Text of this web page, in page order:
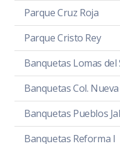
Parque Cruz Roja
Parque Cristo Rey
Banquetas Lomas del
Banquetas Col.
Banquetas Pueblos
Banquetas Reforma I